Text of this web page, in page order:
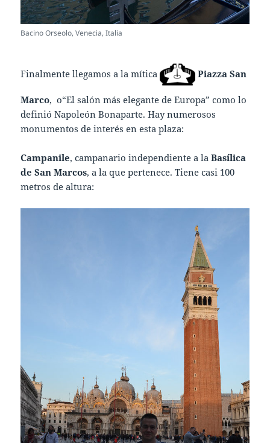
Bacino Orseolo, Venecia, Italia
Finalmente llegamos a la mítica Piazza San
Marco, o“El salón más elegante de Europa” como lo
definió Napoleón Bonaparte. Hay numerosos
monumentos de interés en esta plaza:
Campanile, campanario independiente a la Basílica
de San Marcos, a la que pertenece. Tiene casi 100
metros de altura: